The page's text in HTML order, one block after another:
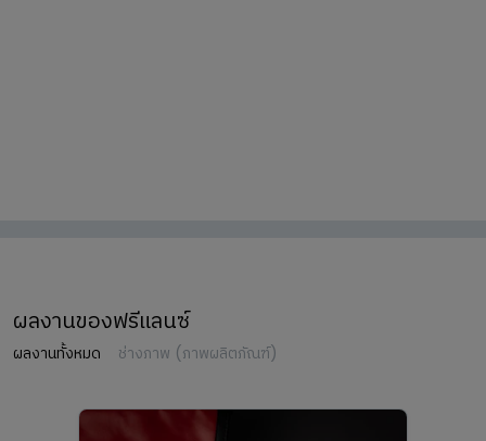
ผลงานของฟรีแลนซ์
ผลงานทั้งหมด ช่างภาพ (ภาพผลิตภัณฑ์)